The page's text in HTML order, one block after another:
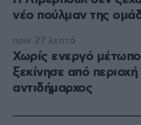
νέο πούλμαν της
Χωρίς ενεργό
ξεκίνησε από
αντιδήμαρχος
πριν 27 λεπτά